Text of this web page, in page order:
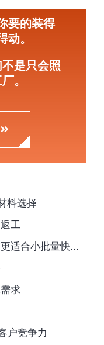
要的装得
。
是只会照
。
料选择
工
小批量快速交付
求
户竞争力